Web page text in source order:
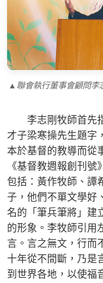
▲聯會執行董事會顧問李
李志剛牧師首先指
才子梁寒操先生題字
本於基督的教導而從
《基督教週報創刊
包括：黃作牧師、譚
子，他們不單文學好
名的「筆兵筆將」建
的形象。李牧師引用
言。言之無文，行而
十年從不間斷，乃是
到世界各地，以使福